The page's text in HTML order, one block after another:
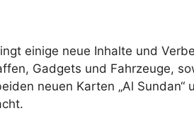
einige neue Inhalte und
Gadgets und Fahrzeuge,
neuen Karten „Al Sundan“